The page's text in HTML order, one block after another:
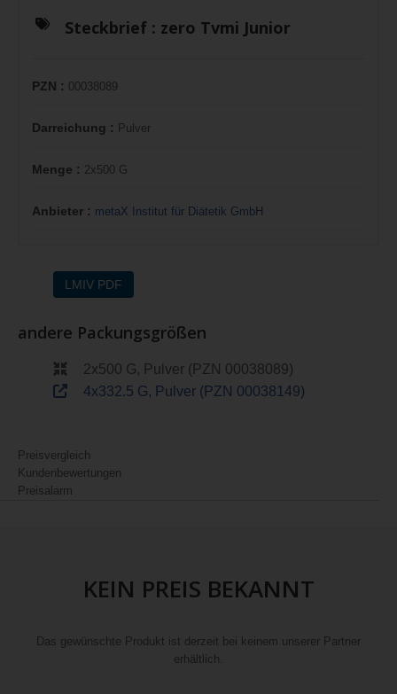
Steckbrief : zero Tvmi Junior
PZN : 00038089
Darreichung : Pulver
Menge : 2x500 G
Anbieter : metaX Institut für Diätetik GmbH
LMIV PDF
andere Packungsgrößen
2x500 G, Pulver (PZN 00038089)
4x332.5 G, Pulver (PZN 00038149)
Preisvergleich
Kundenbewertungen
Preisalarm
KEIN PREIS BEKANNT
Das gewünschte Produkt ist derzeit bei keinem unserer Partner
erhältlich.